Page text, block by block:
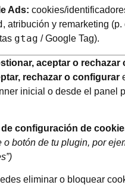
Ads: cookies/
, atribución y remarketing (p.
gtag / Google Tag).
aceptar o rechazar
rechazar o configurar
inicial o desde el panel
de configuración de
o botón de tu plugin, por
eliminar o bloquear